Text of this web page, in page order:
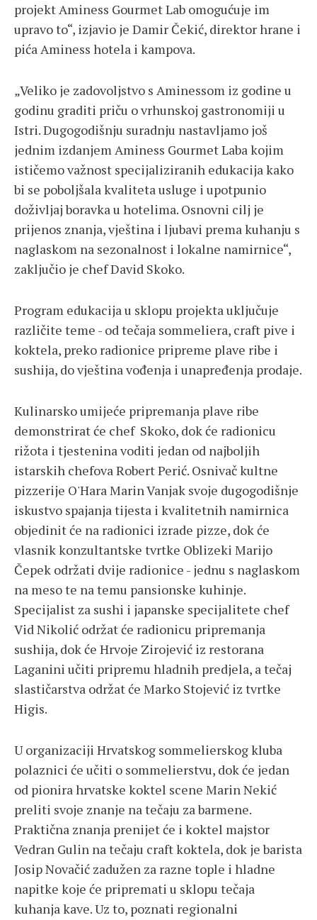
projekt Aminess Gourmet Lab omogućuje im
upravo to“, izjavio je Damir Čekić, direktor hrane i
pića Aminess hotela i kampova.
„Veliko je zadovoljstvo s Aminessom iz godine u
godinu graditi priču o vrhunskoj gastronomiji u
Istri. Dugogodišnju suradnju nastavljamo još
jednim izdanjem Aminess Gourmet Laba kojim
ističemo važnost specijaliziranih edukacija kako
bi se poboljšala kvaliteta usluge i upotpunio
doživljaj boravka u hotelima. Osnovni cilj je
prijenos znanja, vještina i ljubavi prema kuhanju s
naglaskom na sezonalnost i lokalne namirnice“,
zaključio je chef David Skoko.
Program edukacija u sklopu projekta uključuje
različite teme - od tečaja sommeliera, craft pive i
koktela, preko radionice pripreme plave ribe i
sushija, do vještina vođenja i unapređenja prodaje.
Kulinarsko umijeće pripremanja plave ribe
demonstrirat će chef Skoko, dok će radionicu
rižota i tjestenina voditi jedan od najboljih
istarskih chefova Robert Perić. Osnivač kultne
pizzerije O'Hara Marin Vanjak svoje dugogodišnje
iskustvo spajanja tijesta i kvalitetnih namirnica
objedinit će na radionici izrade pizze, dok će
vlasnik konzultantske tvrtke Oblizeki Marijo
Čepek održati dvije radionice - jednu s naglaskom
na meso te na temu pansionske kuhinje.
Specijalist za sushi i japanske specijalitete chef
Vid Nikolić održat će radionicu pripremanja
sushija, dok će Hrvoje Zirojević iz restorana
Laganini učiti pripremu hladnih predjela, a tečaj
slastičarstva održat će Marko Stojević iz tvrtke
Higis.
U organizaciji Hrvatskog sommelierskog kluba
polaznici će učiti o sommelierstvu, dok će jedan
od pionira hrvatske koktel scene Marin Nekić
preliti svoje znanje na tečaju za barmene.
Praktična znanja prenijet će i koktel majstor
Vedran Gulin na tečaju craft koktela, dok je barista
Josip Novačić zadužen za razne tople i hladne
napitke koje će pripremati u sklopu tečaja
kuhanja kave. Uz to, poznati regionalni